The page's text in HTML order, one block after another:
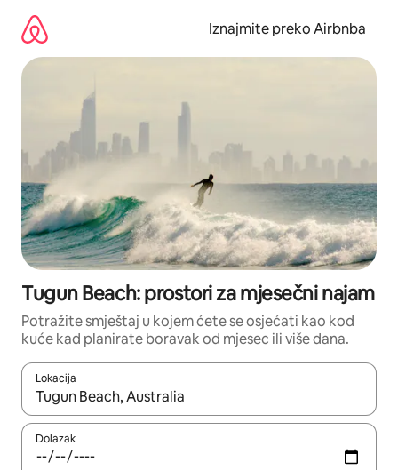
sadržaj
Iznajmite preko Airbnba
Tugun Beach: prostori za mjesečni najam
Potražite smještaj u kojem ćete se osjećati kao kod
kuće kad planirate boravak od mjesec ili više dana.
Lokacija
Kada budu dostupni rezultati, moći ćete ih pregledati
Dolazak